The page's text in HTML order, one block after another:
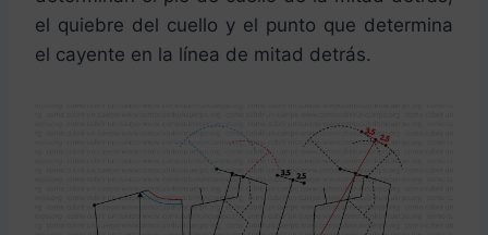
el quiebre del cuello y el punto que determina
el cayente en la línea de mitad detrás.